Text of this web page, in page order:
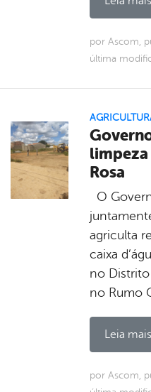
por Ascom,
última
limpeza
Rosa
O
agriculta
caixa
no Distrito
no Rumo
Leia
por Ascom,